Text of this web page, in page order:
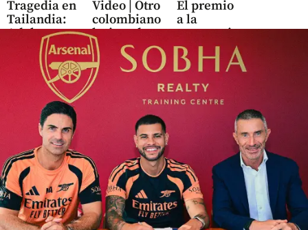
Tragedia en
Tailandia:
Adolescente
asesinó a 7
personas,
entre ellas,
sus abuelos
Video | Otro
colombiano
lesionado
en Brasil:
Jordan
Barrera
tuvo que
El premio
a la
constancia:
Juan Felipe
Rodríguez
asciende al
WorldTour
con el EF
Education
Deportes